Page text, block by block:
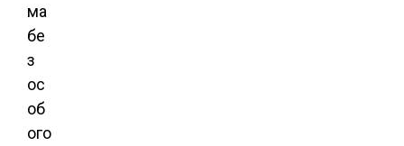
ма
бе
з
ос
об
ого